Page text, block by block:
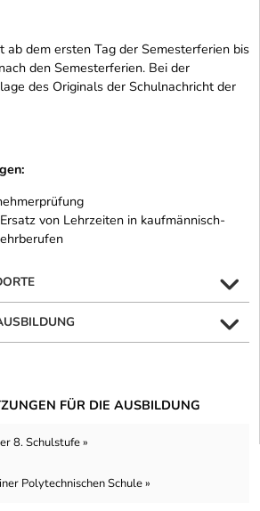
ab dem ersten Tag der Semesterferien bis
den Semesterferien. Bei der
des Originals der Schulnachricht der
von Lehrzeiten in kaufmännisch-
FÜR DIE AUSBILDUNG
8. Schulstufe »
Polytechnischen Schule »